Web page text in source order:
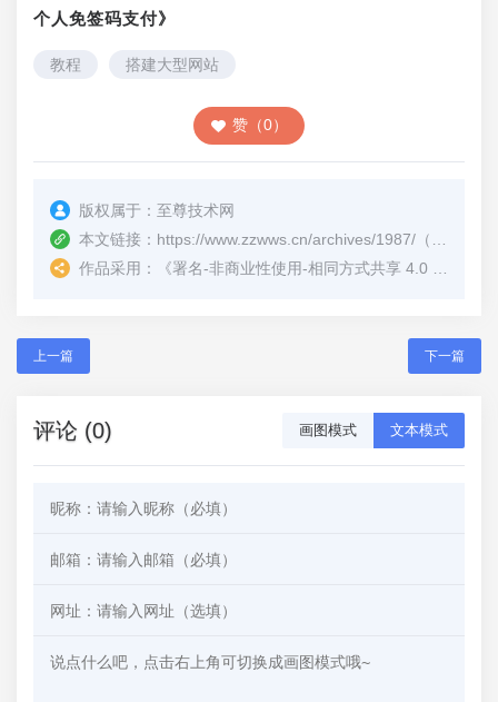
个人免签码支付》
教程 搭建大型网站
赞（0）
版权属于： 至尊技术网
本文链接： https://www.zzwws.cn/archives/1987/ （转载时请注明本文出处及文章链接）
作品采用：
《署名-非商业性使用-相同方式共享 4.0 国际 (CC BY-NC-SA 4.0)
上一篇 下一篇
评论 (0) 画图模式 文本模式